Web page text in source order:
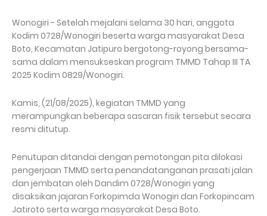
Wonogiri - Setelah mejalani selama 30 hari, anggota
Kodim 0728/Wonogiri beserta warga masyarakat Desa
Boto, Kecamatan Jatipuro bergotong-royong bersama-
sama dalam mensukseskan program TMMD Tahap III TA
2025 Kodim 0829/Wonogiri.
Kamis, (21/08/2025), kegiatan TMMD yang
merampungkan beberapa sasaran fisik tersebut secara
resmi ditutup.
Penutupan ditandai dengan pemotongan pita dilokasi
pengerjaan TMMD serta penandatanganan prasati jalan
dan jembatan oleh Dandim 0728/Wonogiri yang
disaksikan jajaran Forkopimda Wonogiri dan Forkopincam
Jatiroto serta warga masyarakat Desa Boto.